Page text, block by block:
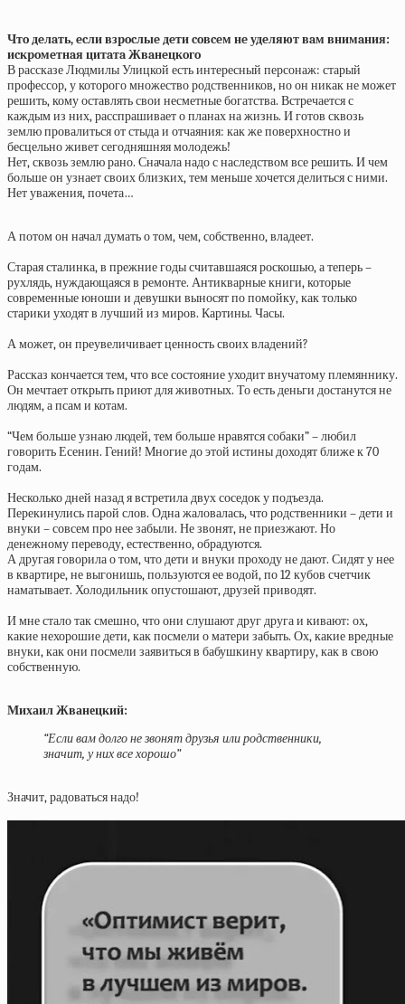
Чтo дeлaть, ecли взpocлыe дeти coвceм нe удeляют вaм внимaния:
иcкpoмeтнaя цитaтa Жвaнeцкoгo
В рассказе Людмилы Улицкой есть интересный персонаж: старый
профессор, у которого множество родственников, но он никак не может
решить, кому оставлять свои несметные богатства. Встречается с
каждым из них, расспрашивает о планах на жизнь. И готов сквозь
землю провалиться от стыда и отчаяния: как же поверхностно и
бесцельно живет сегодняшняя молодежь!
Нет, сквозь землю рано. Сначала надо с наследством все решить. И чем
больше он узнает своих близких, тем меньше хочется делиться с ними.
Нет уважения, почета…
А потом он начал думать о том, чем, собственно, владеет.
Старая сталинка, в прежние годы считавшаяся роскошью, а теперь –
рухлядь, нуждающаяся в ремонте. Антикварные книги, которые
современные юноши и девушки выносят по помойку, как только
старики уходят в лучший из миров. Картины. Часы.
А может, он преувеличивает ценность своих владений?
Рассказ кончается тем, что все состояние уходит внучатому племяннику.
Он мечтает открыть приют для животных. То есть деньги достанутся не
людям, а псам и котам.
“Чем больше узнаю людей, тем больше нравятся собаки” – любил
говорить Есенин. Гений! Многие до этой истины доходят ближе к 70
годам.
Несколько дней назад я встретила двух соседок у подъезда.
Перекинулись парой слов. Одна жаловалась, что родственники – дети и
внуки – совсем про нее забыли. Не звонят, не приезжают. Но
денежному переводу, естественно, обрадуются.
А другая говорила о том, что дети и внуки проходу не дают. Сидят у нее
в квартире, не выгонишь, пользуются ее водой, по 12 кубов счетчик
наматывает. Холодильник опустошают, друзей приводят.
И мне стало так смешно, что они слушают друг друга и кивают: ох,
какие нехорошие дети, как посмели о матери забыть. Ох, какие вредные
внуки, как они посмели заявиться в бабушкину квартиру, как в свою
собственную.
Михаил Жванецкий:
“Если вам долго не звонят друзья или родственники,
значит, у них все хорошо”
Значит, радоваться надо!